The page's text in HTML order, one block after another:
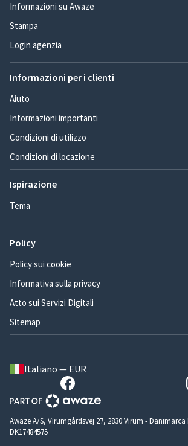
Informazioni su Awaze
Stampa
Login agenzia
Informazioni per i clienti
Aiuto
Informazioni importanti
Condizioni di utilizzo
Condizioni di locazione
Ispirazione
Tema
Policy
Policy sui cookie
Informativa sulla privacy
Atto sui Servizi Digitali
Sitemap
Italiano — EUR
Awaze A/S, Virumgårdsvej 27, 2830 Virum -
DK17484575